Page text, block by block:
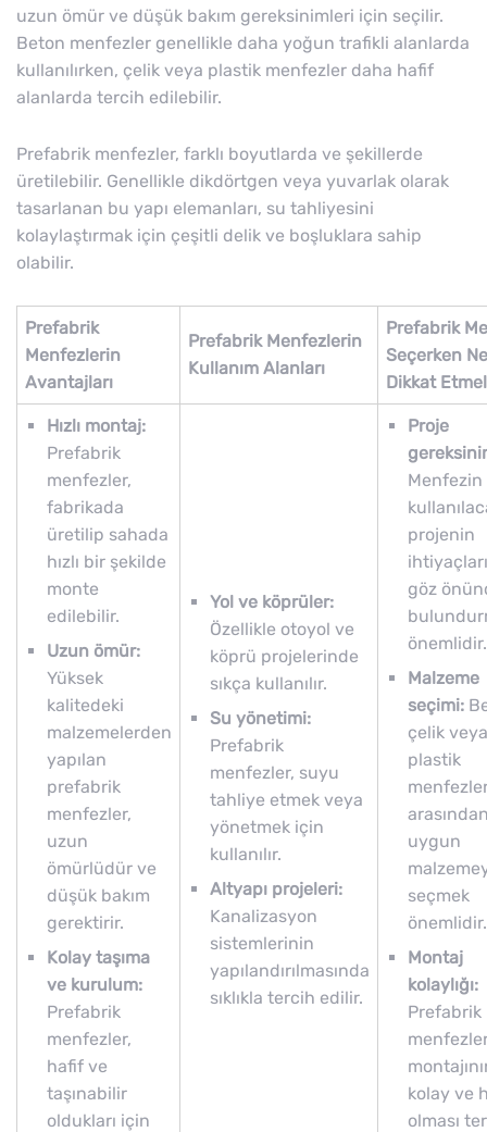
uzun ömür ve düşük bakım gereksinimleri için seçilir.
Beton menfezler genellikle daha yoğun trafikli alanlarda
kullanılırken, çelik veya plastik menfezler daha hafif
alanlarda tercih edilebilir.
Prefabrik menfezler, farklı boyutlarda ve şekillerde
üretilebilir. Genellikle dikdörtgen veya yuvarlak olarak
tasarlanan bu yapı elemanları, su tahliyesini
kolaylaştırmak için çeşitli delik ve boşluklara sahip
olabilir.
Prefabrik
Menfezlerin
Avantajları
Prefabrik Menfezlerin
Kullanım Alanları
Prefabrik
Seçerken
Dikkat
Hızlı montaj:
Prefabrik
menfezler,
fabrikada
üretilip sahada
hızlı bir şekilde
monte
edilebilir.
Uzun ömür:
Yüksek
kalitedeki
malzemelerden
yapılan
prefabrik
menfezler,
uzun
ömürlüdür ve
düşük bakım
gerektirir.
Kolay taşıma
ve kurulum:
Prefabrik
menfezler,
hafif ve
taşınabilir
oldukları için
Yol ve köprüler:
Özellikle otoyol ve
köprü projelerinde
sıkça kullanılır.
Su yönetimi:
Prefabrik
menfezler, suyu
tahliye etmek veya
yönetmek için
kullanılır.
Altyapı projeleri:
Kanalizasyon
sistemlerinin
yapılandırılmasında
sıklıkla tercih edilir.
Proje
Menfezin
projenin
göz
önemlidir.
Malzeme
seçimi:
çelik veya
plastik
uygun
seçmek
önemlidir.
Montaj
kolaylığı:
Prefabrik
kolay ve
olması